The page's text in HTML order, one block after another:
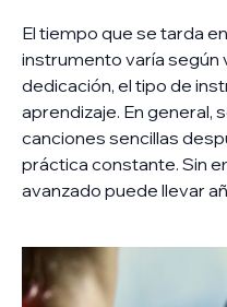
El tiempo que se tarda
instrumento varía según
dedicación, el tipo de
aprendizaje. En general,
canciones sencillas
práctica constante. Sin
avanzado puede llevar